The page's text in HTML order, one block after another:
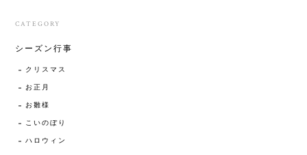
CATEGORY
シーズン行事
クリスマス
お正月
お雛様
こいのぼり
ハロウィン